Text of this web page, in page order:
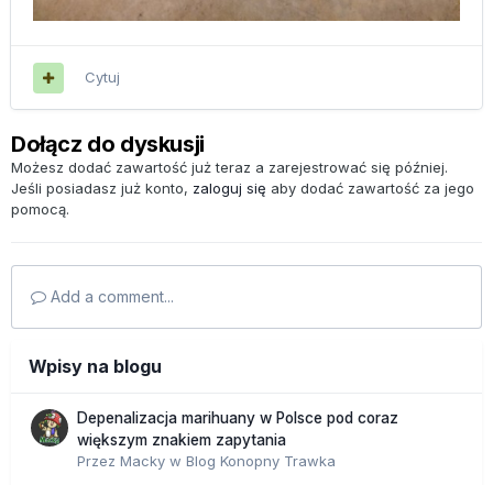
Cytuj
Dołącz do dyskusji
Możesz dodać zawartość już teraz a zarejestrować się później.
Jeśli posiadasz już konto, zaloguj się aby dodać zawartość za jego
pomocą.
Add a comment...
Wpisy na blogu
Depenalizacja marihuany w Polsce pod coraz
większym znakiem zapytania
Przez Macky w Blog Konopny Trawka